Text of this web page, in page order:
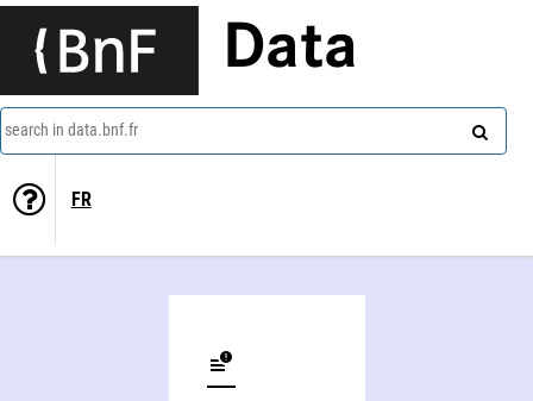
Data
search in data.bnf.fr
FR